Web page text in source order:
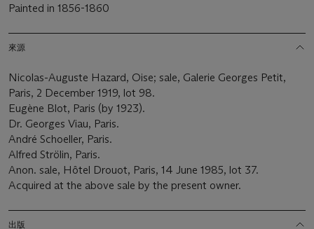
Painted in 1856-1860
來源
Nicolas-Auguste Hazard, Oise; sale, Galerie Georges Petit,
Paris, 2 December 1919, lot 98.
Eugène Blot, Paris (by 1923).
Dr. Georges Viau, Paris.
André Schoeller, Paris.
Alfred Strölin, Paris.
Anon. sale, Hôtel Drouot, Paris, 14 June 1985, lot 37.
Acquired at the above sale by the present owner.
出版